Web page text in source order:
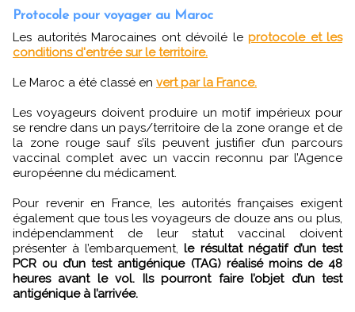
Protocole pour voyager au Maroc
Les autorités Marocaines ont dévoilé le protocole et les
conditions d'entrée sur le territoire.
Le Maroc a été classé en vert par la France.
Les voyageurs doivent produire un motif impérieux pour
se rendre dans un pays/territoire de la zone orange et de
la zone rouge sauf s’ils peuvent justifier d’un parcours
vaccinal complet avec un vaccin reconnu par l’Agence
européenne du médicament.
Pour revenir en France, les autorités françaises exigent
également que tous les voyageurs de douze ans ou plus,
indépendamment de leur statut vaccinal doivent
présenter à l’embarquement,le résultat négatif d’un test
PCR ou d’un test antigénique (TAG) réalisé moins de 48
heures avant le vol. Ils pourront faire l’objet d’un test
antigénique à l’arrivée.